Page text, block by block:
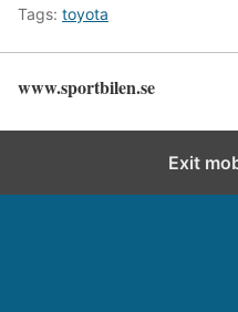
Tags: toyota
www.sportbilen.se
Exit